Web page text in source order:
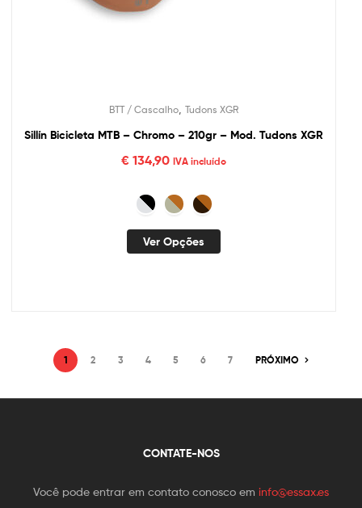
BTT / Cascalho Tudons XGR
Sillín Bicicleta MTB – Chromo – 210gr – Mod. Tudons XGR
€ 134,90 IVA incluído
Ver Opções
1 2 3 4 5 6 7 PRÓXIMO
CONTATE-NOS
Você pode entrar em contato conosco em info@essax.es